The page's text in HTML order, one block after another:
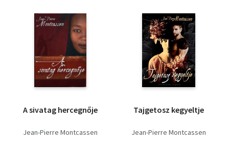
A sivatag hercegnője
Jean-Pierre Montcassen
Tajgetosz kegyeltje
Jean-Pierre Montcassen